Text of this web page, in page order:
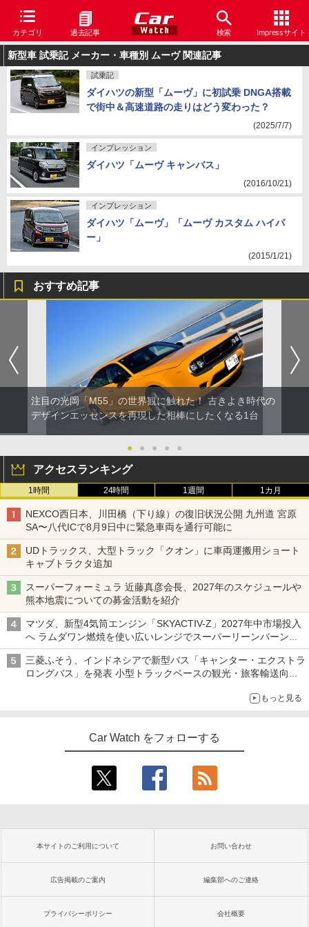
カテゴリ 過去記事 検索 Impressサイト
新型車 試乗記 メーカー・車種別 ムーヴ 関連記事
試乗記
ダイハツの新型「ムーヴ」に初試乗 DNGA搭載
で街中＆高速道路の走りはどう変わった？
(2025/7/7)
インプレッション
ダイハツ「ムーヴ キャンバス」
(2016/10/21)
インプレッション
ダイハツ「ムーヴ」「ムーヴ カスタム ハイパ
ー」
(2015/1/21)
おすすめ記事
注目の光岡「M55」の世界観に触れた！ 古きよき時代の
デザインエッセンスを再現した相棒にしたくなる1台
● ● ● ● ●
アクセスランキング
1時間 24時間 1週間 1カ月
NEXCO西日本、川田橋（下り線）の復旧状況公開 九州道 宮原
SA〜八代ICで8月9日中に緊急車両を通行可能に
UDトラックス、大型トラック「クオン」に車両運搬用ショート
キャブトラクタ追加
スーパーフォーミュラ 近藤真彦会長、2027年のスケジュールや
熊本地震についての募金活動を紹介
マツダ、新型4気筒エンジン「SKYACTIV-Z」2027年中市場投入
へ ラムダワン燃焼を使い広いレンジでスーパーリーンバーン燃
焼を実現
三菱ふそう、インドネシアで新型バス「キャンター・エクストラ
ロングバス」を発表 小型トラックベースの観光・旅客輸送向け
もっと見る
Car Watch をフォローする
本サイトのご利用について お問い合わせ
広告掲載のご案内 編集部へのご連絡
プライバシーポリシー 会社概要